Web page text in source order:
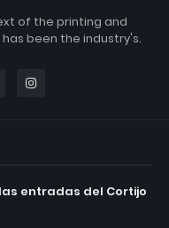
of the printing and
been the industry's.
entradas del Cortijo